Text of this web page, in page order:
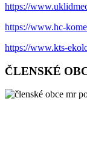
https://
https://www.hc-
https://www.kts-
ČLENSKÉ